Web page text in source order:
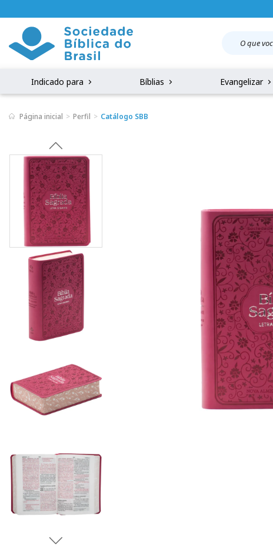
Indicado para Bíblias Evangelizar
Página inicial Perfil Catálogo SBB